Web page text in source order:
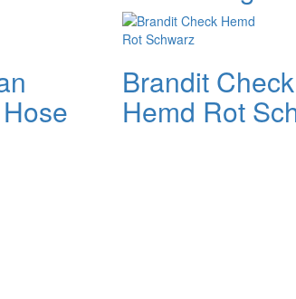
Brandit Check
Hemd Rot